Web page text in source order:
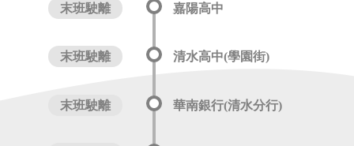
末班駛離 嘉陽高中
末班駛離 清水高中(學園街)
末班駛離 華南銀行(清水分行)